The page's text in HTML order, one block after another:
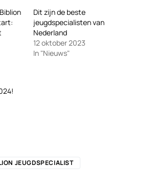
Dit zijn de beste
jeugdspecialisten van
Nederland
12 oktober 2023
In "Nieuws"
JEUGDSPECIALIST